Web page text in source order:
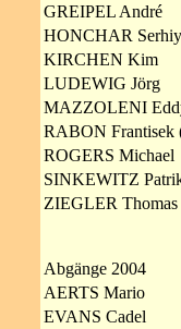
GREIPEL André
HONCHAR Serhiy
KIRCHEN Kim
LUDEWIG Jörg
MAZZOLENI
RABON Frantisek
ROGERS Michael
SINKEWITZ
ZIEGLER Thomas
Abgänge 2004
AERTS Mario
EVANS Cadel